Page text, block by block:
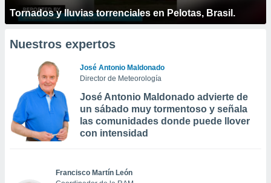
Tornados y lluvias torrenciales en Pelotas, Brasil.
Nuestros expertos
José Antonio Maldonado
Director de Meteorología
José Antonio Maldonado advierte de
un sábado muy tormentoso y señala
las comunidades donde puede llover
con intensidad
Francisco Martín León